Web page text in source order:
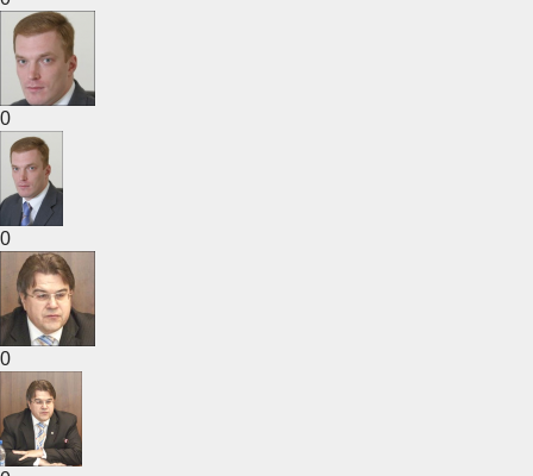
0
0
0